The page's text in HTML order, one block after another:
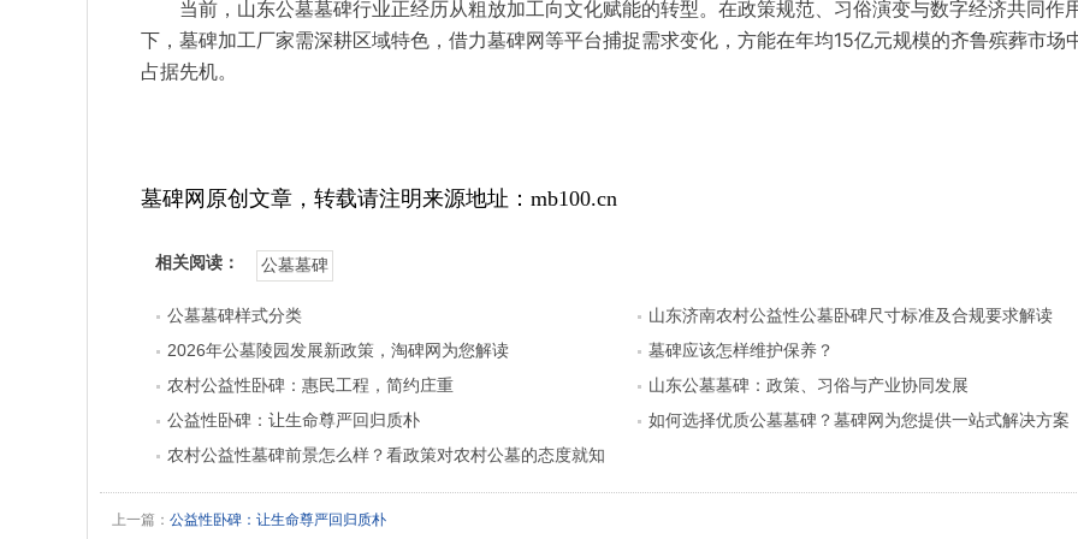
当前，山东公墓墓碑行业正经历从粗放加工向文化赋能的转型。在政策规范、习俗演变与数字经济共同作
下，墓碑加工厂家需深耕区域特色，借力墓碑网等平台捕捉需求变化，方能在年均15亿元规模的齐鲁殡葬市场
占据先机。
墓碑网原创文章，转载请注明来源地址：mb100.cn
相关阅读： 公墓墓碑
公墓墓碑样式分类
山东济南农村公益性公墓卧碑尺寸标准及合规要求解读
2026年公墓陵园发展新政策，淘碑网为您解读
墓碑应该怎样维护保养？
​农村公益性卧碑：惠民工程，简约庄重
山东公墓墓碑：政策、习俗与产业协同发展
公益性卧碑：让生命尊严回归质朴
如何选择优质公墓墓碑？墓碑网为您提供一站式解决方案
农村公益性墓碑前景怎么样？看政策对农村公墓的态度就知
上一篇： 公益性卧碑：让生命尊严回归质朴